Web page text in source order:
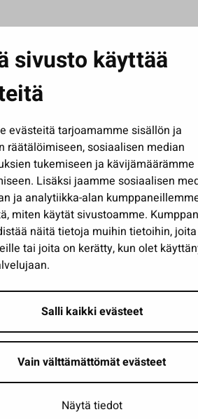
sivusto käyttää
evästeitä tarjoamamme sisällön ja
räätälöimiseen, sosiaalisen median
tukemiseen ja kävijämäärämme
Lisäksi jaamme sosiaalisen
ja analytiikka-alan
miten käytät sivustoamme.
näitä tietoja muihin tietoihin,
tai joita on kerätty, kun olet
Salli kaikki evästeet
Vain välttämättömät evästeet
Näytä tiedot